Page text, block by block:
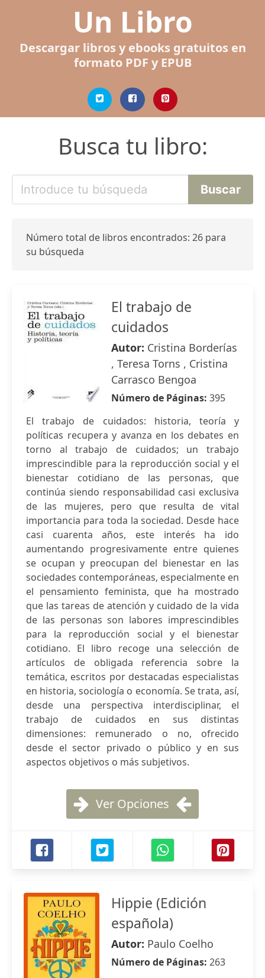
Un Libro
Descargar libros y ebooks gratuitos en
formato PDF y EPUB
Busca tu libro:
Número total de libros encontrados: 26 para
su búsqueda
El trabajo de
cuidados
Autor: Cristina Borderías
, Teresa Torns , Cristina
Carrasco Bengoa
Número de Páginas: 395
El trabajo de cuidados: historia, teoría y
políticas recupera y avanza en los debates en
torno al trabajo de cuidados; un trabajo
imprescindible para la reproducción social y el
bienestar cotidiano de las personas, que
continúa siendo responsabilidad casi exclusiva
de las mujeres, pero que resulta de vital
importancia para toda la sociedad. Desde hace
casi cuarenta años, este interés ha ido
aumentando progresivamente entre quienes
se ocupan y preocupan del bienestar en las
sociedades contemporáneas, especialmente en
el pensamiento feminista, que ha mostrado
que las tareas de atención y cuidado de la vida
de las personas son labores imprescindibles
para la reproducción social y el bienestar
cotidiano. El libro recoge una selección de
artículos de obligada referencia sobre la
temática, escritos por destacadas especialistas
en historia, sociología o economía. Se trata, así,
desde una perspectiva interdisciplinar, el
trabajo de cuidados en sus distintas
dimensiones: remunerado o no, ofrecido
desde el sector privado o público y en sus
aspectos objetivos o más subjetivos.
Ver Opciones
Hippie (Edición
española)
Autor: Paulo Coelho
Número de Páginas: 263